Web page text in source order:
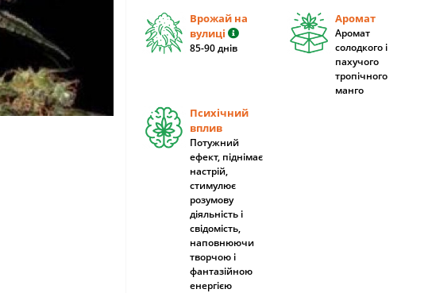
Врожай на
вулиці
85-90 днів
Аромат
Аромат
солодкого і
пахучого
тропічного
манго
Психічний
вплив
Потужний
ефект, піднімає
настрій,
стимулює
розумову
діяльність і
свідомість,
наповнюючи
творчою і
фантазійною
енергією